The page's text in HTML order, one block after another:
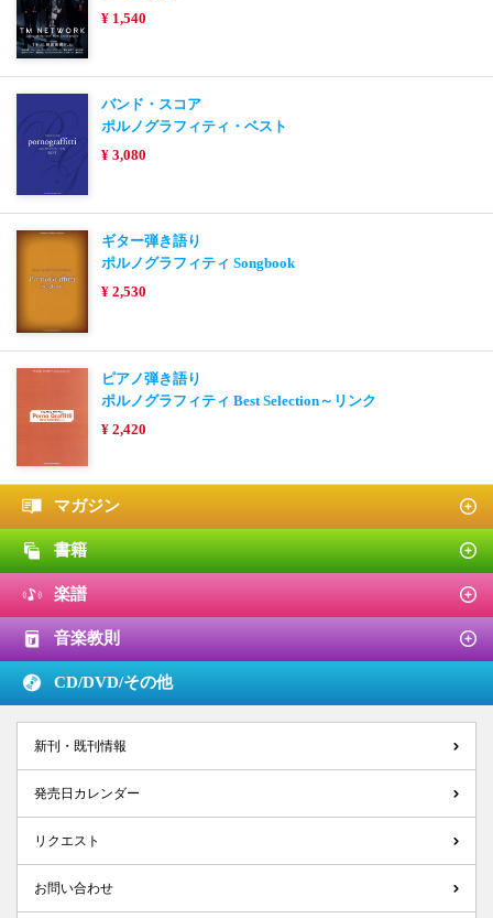
¥ 1,540
バンド・スコア
ポルノグラフィティ・ベスト
¥ 3,080
ギター弾き語り
ポルノグラフィティ Songbook
¥ 2,530
ピアノ弾き語り
ポルノグラフィティ Best Selection～リンク
¥ 2,420
マガジン
書籍
楽譜
音楽教則
CD/DVD/その他
新刊・既刊情報
発売日カレンダー
リクエスト
お問い合わせ